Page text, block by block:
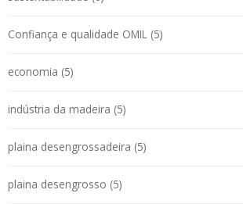
Confiança e qualidade OMIL (5)
economia (5)
indústria da madeira (5)
plaina desengrossadeira (5)
plaina desengrosso (5)